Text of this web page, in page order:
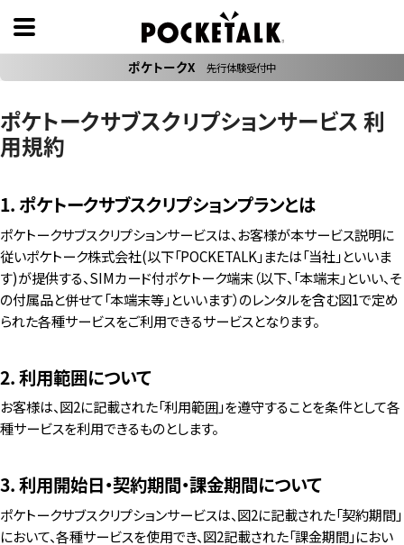
ポケトークX 先行体験受付中
ポケトークサブスクリプションサービス 利
用規約
1. ポケトークサブスクリプションプランとは
ポケトークサブスクリプションサービスは、お客様が本サービス説明に
従いポケトーク株式会社(以下「POCKETALK」または「当社」といいま
す)が提供する、SIMカード付ポケトーク端末（以下、「本端末」といい、そ
の付属品と併せて「本端末等」といいます）のレンタルを含む図1で定め
られた各種サービスをご利用できるサービスとなります。
2. 利用範囲について
お客様は、図2に記載された「利用範囲」を遵守することを条件として各
種サービスを利用できるものとします。
3. 利用開始日・契約期間・課金期間について
ポケトークサブスクリプションサービスは、図2に記載された「契約期間」
において、各種サービスを使用でき、図2記載された「課金期間」におい